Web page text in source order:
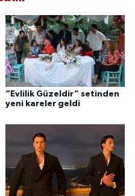
“Evlilik Güzeldir” setinden
yeni kareler geldi